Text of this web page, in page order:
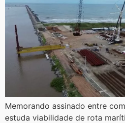
​Memorando assinado entre
estuda viabilidade de rota